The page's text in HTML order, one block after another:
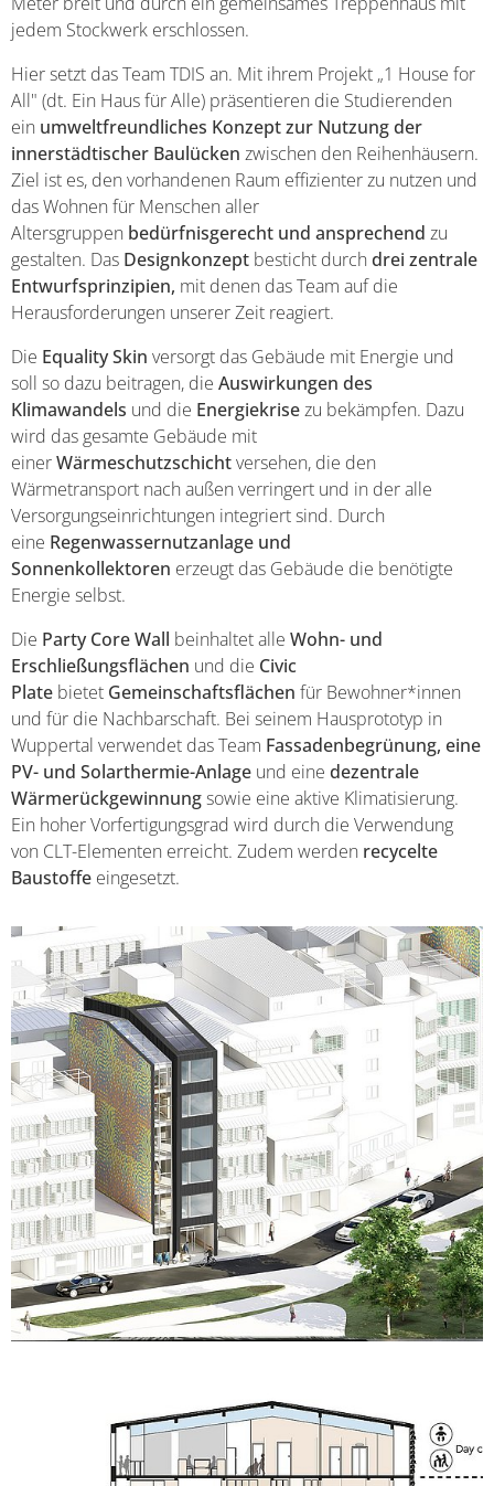
jedem Stockwerk erschlossen.
Hier setzt das Team TDIS an. Mit ihrem Projekt „1 House for
All" (dt. Ein Haus für Alle) präsentieren die Studierenden
ein umweltfreundliches Konzept zur Nutzung der
innerstädtischer Baulücken zwischen den Reihenhäusern.
Ziel ist es, den vorhandenen Raum effizienter zu nutzen und
das Wohnen für Menschen aller
Altersgruppen bedürfnisgerecht und ansprechend zu
gestalten. Das Designkonzept besticht durch drei zentrale
Entwurfsprinzipien, mit denen das Team auf die
Herausforderungen unserer Zeit reagiert.
Die Equality Skin versorgt das Gebäude mit Energie und
soll so dazu beitragen, die Auswirkungen des
Klimawandels und die Energiekrisezu bekämpfen. Dazu
wird das gesamte Gebäude mit
einerWärmeschutzschichtversehen, die den
Wärmetransport nach außen verringert und in der alle
Versorgungseinrichtungen integriert sind. Durch
eine Regenwassernutzanlage und
Sonnenkollektoren erzeugt das Gebäude die benötigte
Energie selbst.
Die Party Core Wall beinhaltet alle Wohn- und
Erschließungsflächen und die Civic
Plate bietet Gemeinschaftsflächen für Bewohner*innen
und für die Nachbarschaft. Bei seinem Hausprototyp in
Wuppertal verwendet das Team Fassadenbegrünung, eine
PV- und Solarthermie-Anlage und eine dezentrale
Wärmerückgewinnungsowie eine aktive Klimatisierung.
Ein hoher Vorfertigungsgrad wird durch die Verwendung
von CLT-Elementen erreicht. Zudem werden recycelte
Baustoffe eingesetzt.